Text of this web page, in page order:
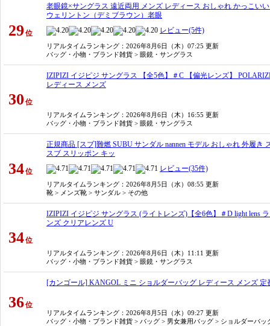
29 位
老眼鏡×サングラス 遠近両用 メンズ レディース おしゃれ かっこい
ウェリントン（デミブラウン）老眼
レビュー(5件)
リアルタイムランキング ：2026年8月6日（木）07:25 更新
バッグ・小物・ブランド雑貨 > 眼鏡・サングラス
30 位
IZIPIZI イジピジ サングラス 【全5色】＃C 【偏光レンズ】
レディース メンズ
リアルタイムランキング ：2026年8月6日（木）16:55 更新
バッグ・小物・ブランド雑貨 > 眼鏡・サングラス
34位
正規商品 [スブ]難燃 SUBU サンダル nannen モデル おしゃれ 外履
スブ スリッポン キッ
レビュー(35件)
リアルタイムランキング ：2026年8月5日（水）08:55 更新
靴 > メンズ靴 > サンダル > その他
34位
IZIPIZI イジピジ サングラス (ライトレンズ)【全6色】＃D light lens
ンズ クリアレンズ U
リアルタイムランキング ：2026年8月6日（木）11:11 更新
バッグ・小物・ブランド雑貨 > 眼鏡・サングラス
36位
[カンゴール] KANGOL ミニ ショルダーバッグ レディース メンズ
リアルタイムランキング ：2026年8月5日（水）09:27 更新
バッグ・小物・ブランド雑貨 > バッグ > 男女兼用バッグ > ショルダーバ